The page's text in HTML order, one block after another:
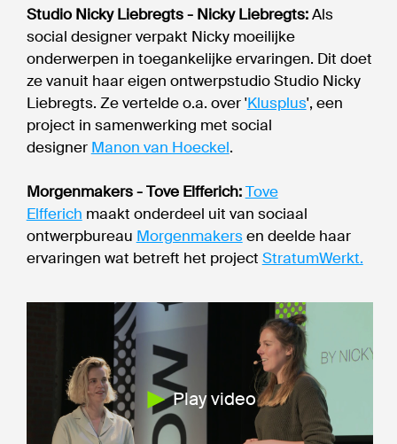
Studio Nicky Liebregts - Nicky Liebregts:Als
social designer verpakt Nicky moeilijke
onderwerpen in toegankelijke ervaringen. Dit doet
ze vanuit haar eigen ontwerpstudio Studio Nicky
Liebregts. Ze vertelde o.a. over 'Klusplus', een
project in samenwerking met social
designer Manon van Hoeckel.
Morgenmakers - Tove Elfferich:Tove
Elfferich maakt onderdeel uit van sociaal
ontwerpbureau Morgenmakersen deelde haar
ervaringen wat betreft het project StratumWerkt.
Play video